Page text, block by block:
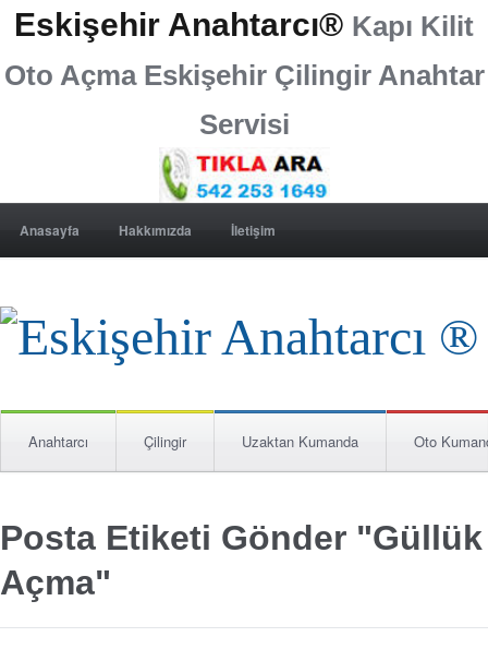
Eskişehir Anahtarcı® Kapı Kilit
Oto Açma Eskişehir Çilingir Anahtar
Servisi
Anasayfa Hakkımızda İletişim
Anahtarcı Çilingir Uzaktan Kumanda Oto
Posta Etiketi Gönder "Güllük
Açma"